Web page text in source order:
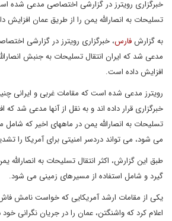
خبرگزاری رویترز در گزارشی اختصاصی مدعی شده
تسلیحات به انصارالله یمن را از طریق عمان افزایش
به گزارشفارس، خبرگزاری رویترز در گزارشی
مدعی شد که ایران انتقال تسلیحات به جنبش
افزایش داده است.
رویترز مدعی شده است که مقامات غربی و ایرانی
خبرگزاری قرار داده اند و به نقل از آنها مدعی شد
تسلیحات به انصارالله یمن در ماههای اخیر که
می شود، می تواند دردسر امنیتی برای آمریکا را
طبق این گزارش، اکثر انتقال تسلیحات به
گیرد و شامل استفاده از مسیرهای زمینی می شود.
یکی از مقامات ارشد آمریکایی که خواست نامش فاش
اعلام کرد که واشنگتن، عمان را در جریان نگرانی